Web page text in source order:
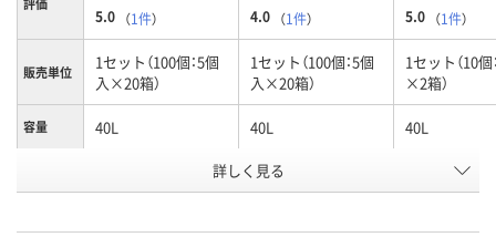
5.0 （1件） 4.0 （1件） 5.0 （1件）
販売単位
1セット（100個：5個
入×20箱）
1セット（100個：5個
入×20箱）
1セット（10個
×2箱）
容量 40L 40L 40L
フタ一体 フタ一体
詳しく見る